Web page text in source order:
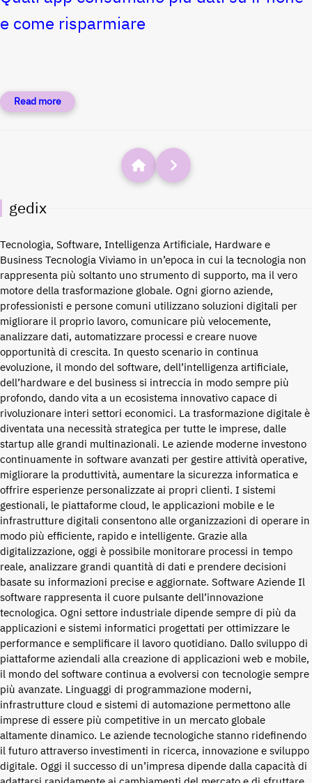
e come risparmiare
gedix
Tecnologia, Software, Intelligenza Artificiale, Hardware e
Business Tecnologia Viviamo in un’epoca in cui la tecnologia non
rappresenta più soltanto uno strumento di supporto, ma il vero
motore della trasformazione globale. Ogni giorno aziende,
professionisti e persone comuni utilizzano soluzioni digitali per
migliorare il proprio lavoro, comunicare più velocemente,
analizzare dati, automatizzare processi e creare nuove
opportunità di crescita. In questo scenario in continua
evoluzione, il mondo del software, dell’intelligenza artificiale,
dell’hardware e del business si intreccia in modo sempre più
profondo, dando vita a un ecosistema innovativo capace di
rivoluzionare interi settori economici. La trasformazione digitale è
diventata una necessità strategica per tutte le imprese, dalle
startup alle grandi multinazionali. Le aziende moderne investono
continuamente in software avanzati per gestire attività operative,
migliorare la produttività, aumentare la sicurezza informatica e
offrire esperienze personalizzate ai propri clienti. I sistemi
gestionali, le piattaforme cloud, le applicazioni mobile e le
infrastrutture digitali consentono alle organizzazioni di operare in
modo più efficiente, rapido e intelligente. Grazie alla
digitalizzazione, oggi è possibile monitorare processi in tempo
reale, analizzare grandi quantità di dati e prendere decisioni
basate su informazioni precise e aggiornate. Software Aziende Il
software rappresenta il cuore pulsante dell’innovazione
tecnologica. Ogni settore industriale dipende sempre di più da
applicazioni e sistemi informatici progettati per ottimizzare le
performance e semplificare il lavoro quotidiano. Dallo sviluppo di
piattaforme aziendali alla creazione di applicazioni web e mobile,
il mondo del software continua a evolversi con tecnologie sempre
più avanzate. Linguaggi di programmazione moderni,
infrastrutture cloud e sistemi di automazione permettono alle
imprese di essere più competitive in un mercato globale
altamente dinamico. Le aziende tecnologiche stanno ridefinendo
il futuro attraverso investimenti in ricerca, innovazione e sviluppo
digitale. Oggi il successo di un’impresa dipende dalla capacità di